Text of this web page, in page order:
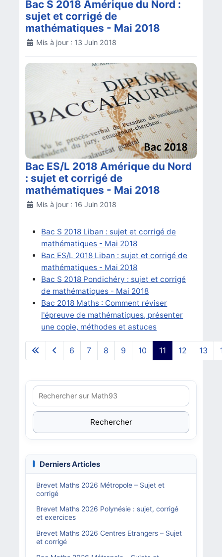
Bac S 2018 Amérique du Nord :
sujet et corrigé de
mathématiques - Mai 2018
DétailsMis à jour : 13 Juin 2018
Bac ES/L 2018 Amérique du Nord
: sujet et corrigé de
mathématiques - Mai 2018
DétailsMis à jour : 16 Juin 2018
Bac S 2018 Liban : sujet et corrigé de
mathématiques - Mai 2018
Bac ES/L 2018 Liban : sujet et corrigé de
mathématiques - Mai 2018
Bac S 2018 Pondichéry : sujet et corrigé
de mathématiques - Mai 2018
Bac 2018 Maths : Comment réviser
l'épreuve de mathématiques, présenter
une copie, méthodes et astuces
Page 11 sur 27
6 7 8 9 10 11 12 13
Rechercher
Derniers Articles
Brevet Maths 2026 Métropole – Sujet et
corrigé
Brevet Maths 2026 Polynésie : sujet, corrigé
et exercices
Brevet Maths 2026 Centres Etrangers – Sujet
et corrigé